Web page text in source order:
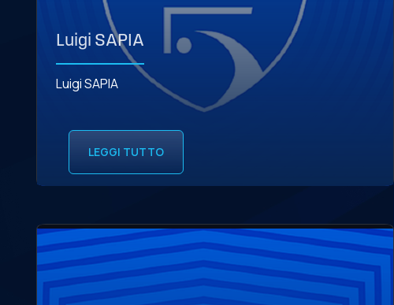
Luigi SAPIA
Luigi SAPIA
LEGGI TUTTO